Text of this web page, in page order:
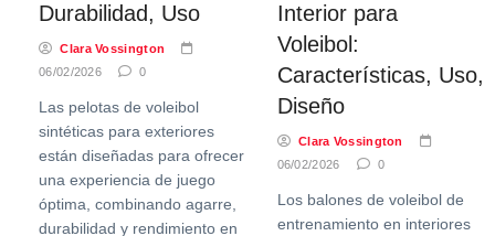
Durabilidad, Uso
Clara Vossington
06/02/2026
0
Las pelotas de voleibol
sintéticas para exteriores
están diseñadas para ofrecer
una experiencia de juego
óptima, combinando agarre,
durabilidad y rendimiento en
Interior para
Voleibol:
Características, Uso,
Diseño
Clara Vossington
06/02/2026
0
Los balones de voleibol de
entrenamiento en interiores